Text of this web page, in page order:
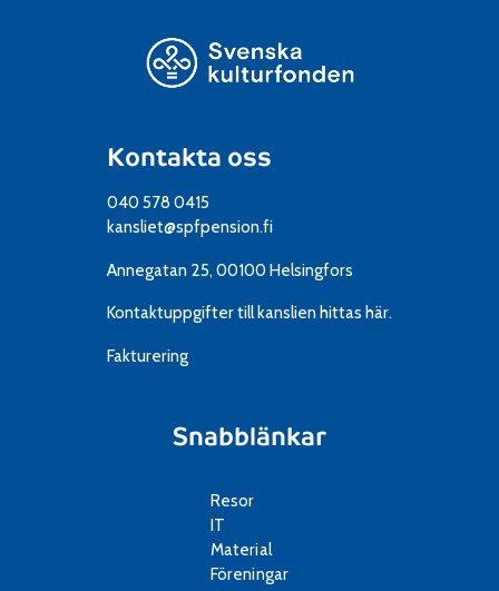
Kontakta oss
040 578 0415
kansliet@spfpension.fi
Annegatan 25, 00100 Helsingfors
Kontaktuppgifter till kanslien hittas här.
Fakturering
Snabblänkar
Resor
IT
Material
Föreningar